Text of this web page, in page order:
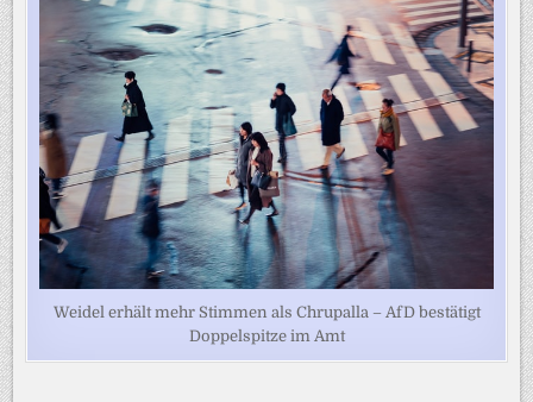
Weidel erhält mehr Stimmen als Chrupalla – AfD bestätigt
Doppelspitze im Amt